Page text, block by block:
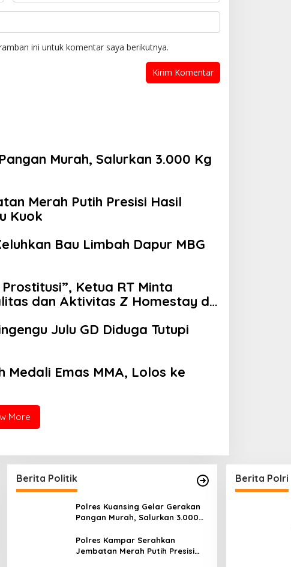
ini untuk komentar saya berikutnya.
Murah, Salurkan 3.000 Kg
Merah Putih Presisi Hasil
Kuok
Bau Limbah Dapur MBG
Ketua RT Minta
dan Aktivitas Z Homestay di
Julu GD Diduga Tutupi
Medali Emas MMA, Lolos ke
More
Berita Politik
Polres Kuansing Gelar Gerakan
Pangan Murah, Salurkan 3.000
Masyarakat
Polres Kampar Serahkan
Jembatan Merah Putih Presisi
Berita Polri